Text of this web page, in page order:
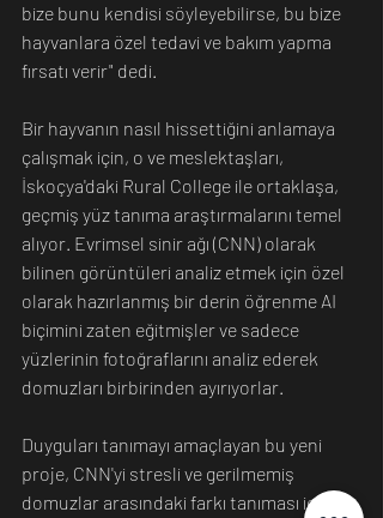
bize bunu kendisi söyleyebilirse, bu bize
hayvanlara özel tedavi ve bakım yapma
fırsatı verir" dedi.
Bir hayvanın nasıl hissettiğini anlamaya
çalışmak için, o ve meslektaşları,
İskoçya'daki Rural College ile ortaklaşa,
geçmiş yüz tanıma araştırmalarını temel
alıyor. Evrimsel sinir ağı (CNN) olarak
bilinen görüntüleri analiz etmek için özel
olarak hazırlanmış bir derin öğrenme AI
biçimini zaten eğitmişler ve sadece
yüzlerinin fotoğraflarını analiz ederek
domuzları birbirinden ayırıyorlar.
Duyguları tanımayı amaçlayan bu yeni
proje, CNN'yi stresli ve gerilmemiş
domuzlar arasındaki farkı tanıması için